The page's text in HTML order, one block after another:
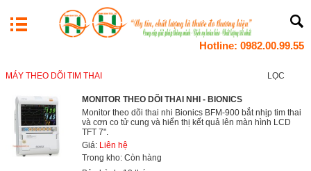
Hotline: 0982.00.99.55
MÁY THEO DÕI TIM THAI LỌC
MONITOR THEO DÕI THAI NHI - BIONICS
Monitor theo dõi thai nhi Bionics BFM-900 bắt nhịp tim thai
và cơn co tử cung và hiển thị kết quả lên màn hình LCD
TFT 7".
Giá: Liên hệ
Trong kho: Còn hàng